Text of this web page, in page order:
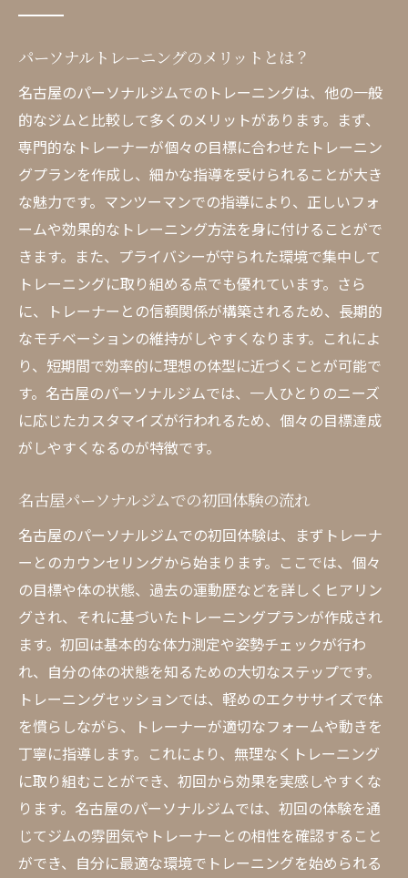
体験後のアフターサポートの重要性
から探る
名古屋パーソナルジムの利用者レビュー
体験者が語るパーソナルジムの変化
名古屋パーソナルジムの口コミと評価
体験者のリアルなフィードバック
名古屋パーソナルジムの人気の秘密
利用者が選ぶ名古屋パーソナルジムのポイ
ント
プライバシーと集中力が高まる名古屋パーソナ
ルジムの環境
名古屋パーソナルジムのプライベート空間
集中力を高めるトレーニング環境の整備
プライバシー重視のトレーニングスペース
名古屋パーソナルジムでのリラックス方法
環境が与えるトレーニング効果の向上
専門トレーナーと一緒に名古屋パーソナルジム
で理想の体型を目指す
専門トレーナーの資格と経験
名古屋パーソナルジムのトレーナー紹介
トレーナーとの信頼関係の築き方
個別トレーニングプランの作成プロセス
トレーナーからの具体的な指導内容
名古屋パーソナルジムでのトレーナー対応
名古屋パーソナルジムの最新設備で効果的にト
レーニング
パーソナルトレーニングのメリットとは？
名古屋のパーソナルジムでのトレーニングは、他の一般
的なジムと比較して多くのメリットがあります。まず、
専門的なトレーナーが個々の目標に合わせたトレーニン
グプランを作成し、細かな指導を受けられることが大き
な魅力です。マンツーマンでの指導により、正しいフォ
ームや効果的なトレーニング方法を身に付けることがで
きます。また、プライバシーが守られた環境で集中して
トレーニングに取り組める点でも優れています。さら
に、トレーナーとの信頼関係が構築されるため、長期的
なモチベーションの維持がしやすくなります。これによ
り、短期間で効率的に理想の体型に近づくことが可能で
す。名古屋のパーソナルジムでは、一人ひとりのニーズ
に応じたカスタマイズが行われるため、個々の目標達成
がしやすくなるのが特徴です。
名古屋パーソナルジムでの初回体験の流れ
名古屋のパーソナルジムでの初回体験は、まずトレーナ
ーとのカウンセリングから始まります。ここでは、個々
の目標や体の状態、過去の運動歴などを詳しくヒアリン
グされ、それに基づいたトレーニングプランが作成され
ます。初回は基本的な体力測定や姿勢チェックが行わ
れ、自分の体の状態を知るための大切なステップです。
トレーニングセッションでは、軽めのエクササイズで体
を慣らしながら、トレーナーが適切なフォームや動きを
丁寧に指導します。これにより、無理なくトレーニング
に取り組むことができ、初回から効果を実感しやすくな
ります。名古屋のパーソナルジムでは、初回の体験を通
じてジムの雰囲気やトレーナーとの相性を確認すること
ができ、自分に最適な環境でトレーニングを始められる